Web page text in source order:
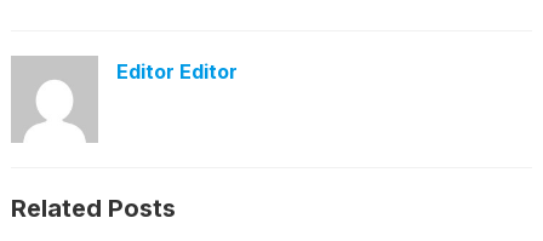
Editor Editor
Related Posts